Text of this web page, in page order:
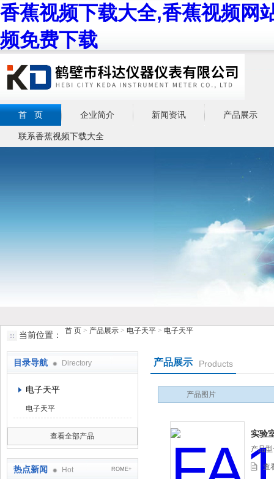
香蕉视频下载大全,香蕉视频网
频免费下载
鹤壁市香蕉视频下载大全仪器仪表有限公司
首 页 企业简介 新闻资讯 产品展示
联系香蕉视频下载大全
当前位置： 首 页 > 产品展示 > 电子天平 > 电子天平
目录导航 Directory
电子天平
电子天平
查看全部产品
热点新闻 Hot ROME+
产品展示 Products
产品图片
实验
产品型号
查